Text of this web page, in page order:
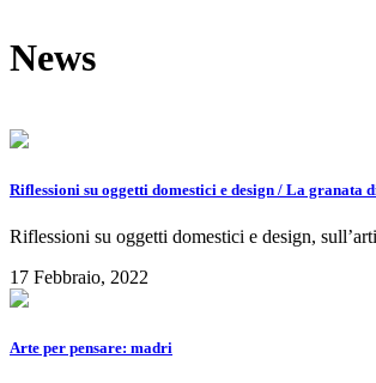
News
Riflessioni su oggetti domestici e design / La granata
Riflessioni su oggetti domestici e design,
17 Febbraio, 2022
Arte per pensare: madri